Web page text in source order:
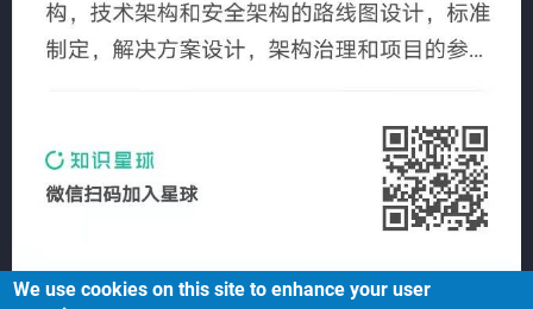
We use cookies on this site to enhance your user